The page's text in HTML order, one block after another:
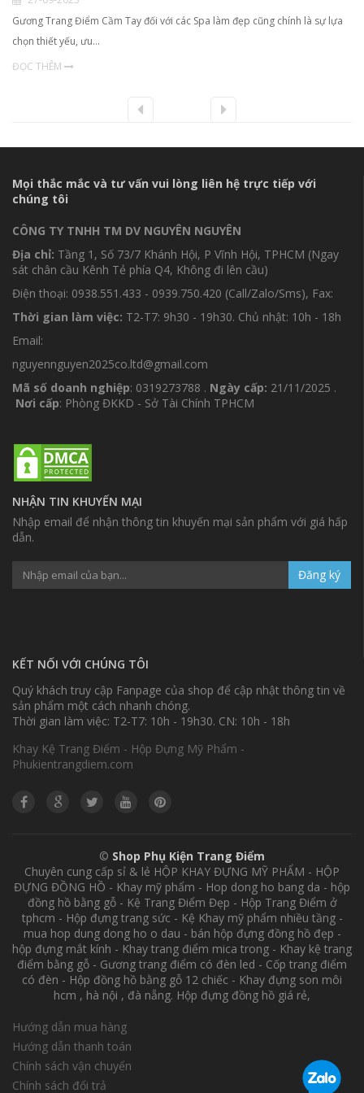
Gương Trang Điểm Cầm Tay đối với các Spa làm đẹp cũng chính là sự lựa
chọn thiết yếu, ưu…
ĐỌC THÊM
Mọi thắc mắc và tư vấn vui lòng liên hệ trực tiếp với
chúng tôi
CÔNG TY TNHH TM DV NGUYÊN NGUYÊN
Địa chỉ: Tầng 1, Số 73/7 Khánh Hội, P Vĩnh Hội, TPHCM (Ngay
sát chân cầu Kênh Tẻ phía Q4, Không đi lên cầu)
Điện thoại: 0938.551.433 - 0939.750.420 (Call/Zalo/Sms), Fax:
Thời gian làm việc: T2-T7: 9h30 - 19h30. Chủ nhật: 10h - 18h
Email:
nguyennguyen2025co.ltd@gmail.com
Mã số doanh nghiệp: 0319273788 . Ngày cấp: 21/11/2025 .
Nơi cấp: Phòng ĐKKD - Sở Tài Chính TPHCM
NHẬN TIN KHUYẾN MẠI
Nhập email để nhận thông tin khuyến mại sản phẩm với giá hấp
dẫn.
Đăng ký
KẾT NỐI VỚI CHÚNG TÔI
Quý khách truy cập Fanpage của shop để cập nhật thông tin về
sản phẩm một cách nhanh chóng.
Thời gian làm việc: T2-T7: 10h - 19h30. CN: 10h - 18h
Khay Kệ Trang Điểm - Hộp Đựng Mỹ Phẩm -
Phukientrangdiem.com
© Shop Phụ Kiện Trang Điểm
Chuyên cung cấp sỉ & lẻ HỘP KHAY ĐỰNG MỸ PHẨM - HỘP
ĐỰNG ĐỒNG HỒ - Khay mỹ phẩm - Hop dong ho bang da - hộp
đồng hồ bằng gỗ - Kệ Trang Điểm Đẹp - Hộp Trang Điểm ở
tphcm - Hộp đựng trang sức - Kệ Khay mỹ phẩm nhiều tầng -
mua hop dung dong ho o dau - bán hộp đựng đồng hồ đẹp -
hộp đựng mắt kính - Khay trang điểm mica trong - Khay kệ trang
điểm bằng gỗ - Gương trang điểm có đèn led - Cốp trang điểm
có đèn - Hộp đồng hồ bằng gỗ 12 chiếc - Khay đựng son môi
hcm , hà nội , đà nẵng. Hộp đựng đồng hồ giá rẻ,
Hướng dẫn mua hàng
Hướng dẫn thanh toán
Chính sách vận chuyển
Chính sách đổi trả